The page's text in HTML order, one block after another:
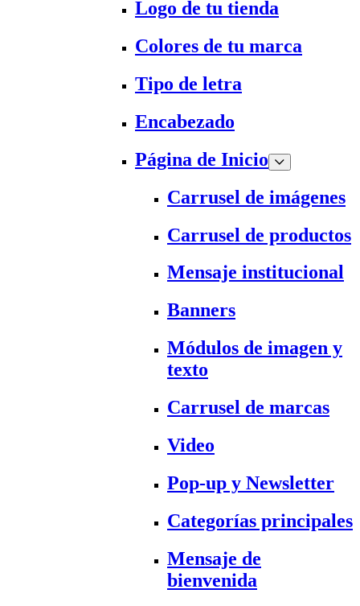
Logo de tu tienda
Colores de tu marca
Tipo de letra
Encabezado
Página de Inicio
Carrusel de imágenes
Carrusel de productos
Mensaje institucional
Banners
Módulos de imagen y
texto
Carrusel de marcas
Video
Pop-up y Newsletter
Categorías principales
Mensaje de
bienvenida